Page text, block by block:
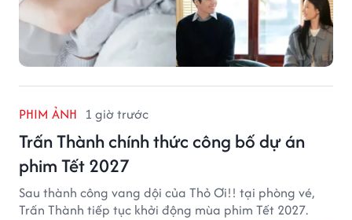
PHIM ẢNH 1 giờ trước
Trấn Thành chính thức công bố dự án
phim Tết 2027
Sau thành công vang dội của Thỏ Ơi!! tại phòng vé,
Trấn Thành tiếp tục khởi động mùa phim Tết 2027.